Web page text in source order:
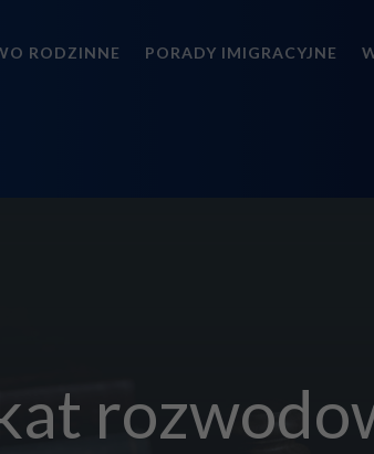
RODZINNE PORADY IMIGRACYJNE